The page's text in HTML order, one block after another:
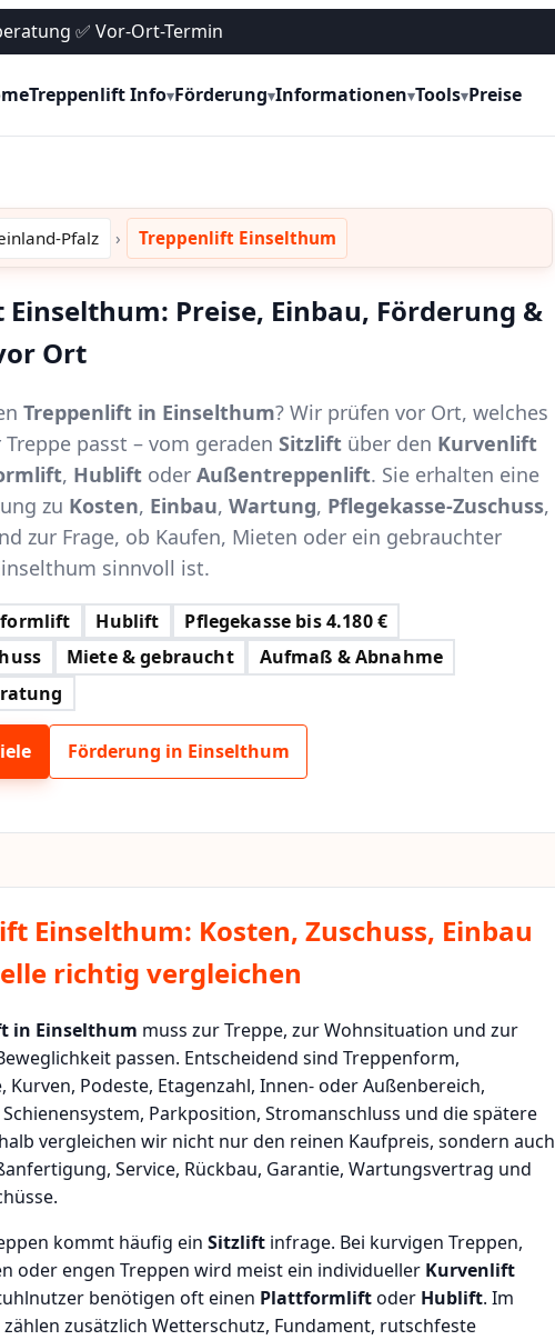
✅ Vor-Ort-Termin
Treppenlift Info▾Förderung▾Informationen▾Tools▾Preise
Pfalz Treppenlift Einselthum
Preise, Einbau, Förderung &
Ort
Treppenlift in Einselthum? Wir prüfen vor Ort, welches
passt – vom geraden Sitzlift über den Kurvenlift
, Hublift oder Außentreppenlift. Sie erhalten eine
zu Kosten, Einbau, Wartung, Pflegekasse-Zuschuss,
zur Frage, ob Kaufen, Mieten oder ein gebrauchter
sinnvoll ist.
Hublift
Pflegekasse bis 4.180 €
Miete & gebraucht
Aufmaß & Abnahme
Förderung in Einselthum
Einselthum: Kosten, Zuschuss, Einbau
richtig vergleichen
in Einselthum muss zur Treppe, zur Wohnsituation und zur
passen. Entscheidend sind Treppenform,
Kurven, Podeste, Etagenzahl, Innen- oder Außenbereich,
Parkposition, Stromanschluss und die spätere
vergleichen wir nicht nur den reinen Kaufpreis, sondern auch
Service, Rückbau, Garantie, Wartungsvertrag und
kommt häufig ein Sitzlift infrage. Bei kurvigen Treppen,
oder engen Treppen wird meist ein individueller Kurvenlift
benötigen oft einen Plattformliftoder Hublift. Im
zusätzlich Wetterschutz, Fundament, rutschfeste